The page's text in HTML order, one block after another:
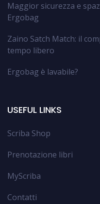
Maggior sicurezza e
Ergobag
Zaino Satch Match: il
tempo libero
Ergobag è lavabile?
USEFUL LINKS
Scriba Shop
Prenotazione libri
MyScriba
Contatti